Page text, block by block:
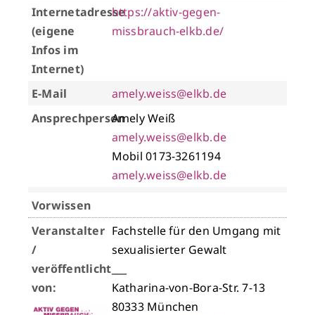
Internetadresse
(eigene
Infos im
Internet)
https://aktiv-gegen-
missbrauch-elkb.de/
E-Mail
amely.weiss@elkb.de
AnsprechpersonAmely Weiß
amely.weiss@elkb.de
Mobil 0173-3261194
amely.weiss@elkb.de
Vorwissen
Veranstalter
/
veröffentlicht
von:
Fachstelle für den Umgang mit
sexualisierter Gewalt
Katharina-von-Bora-Str. 7-13
80333 München